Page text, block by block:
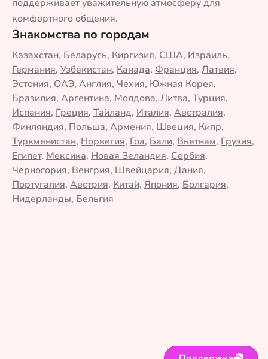
поддерживает уважительную атмосферу для
комфортного общения.
Знакомства по городам
Казахстан, Беларусь, Киргизия, США, Израиль,
Германия, Узбекистан, Канада, Франция, Латвия,
Эстония, ОАЭ, Англия, Чехия, Южная Корея,
Бразилия, Аргентина, Молдова, Литва, Турция,
Испания, Греция, Тайланд, Италия, Австралия,
Финляндия, Польша, Армения, Швеция, Кипр,
Туркменистан, Норвегия, Гоа, Бали, Вьетнам, Грузия,
Египет, Мексика, Новая Зеландия, Сербия,
Черногория, Венгрия, Швейцария, Дания,
Португалия, Австрия, Китай, Япония, Болгария,
Нидерланды, Бельгия